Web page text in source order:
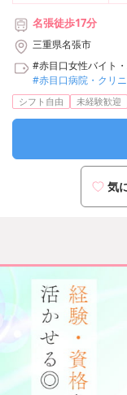
名張徒歩17分
三重県名張市
#赤目口女性バイト
#赤目口病院・クリ
シフト自由 未経験歓迎
気